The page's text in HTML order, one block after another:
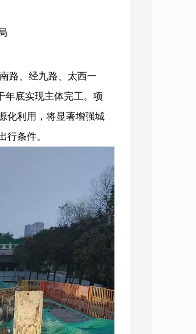
路、经九路、太西一
年底实现主体完工。项
化利用，将显著增强城
行条件。